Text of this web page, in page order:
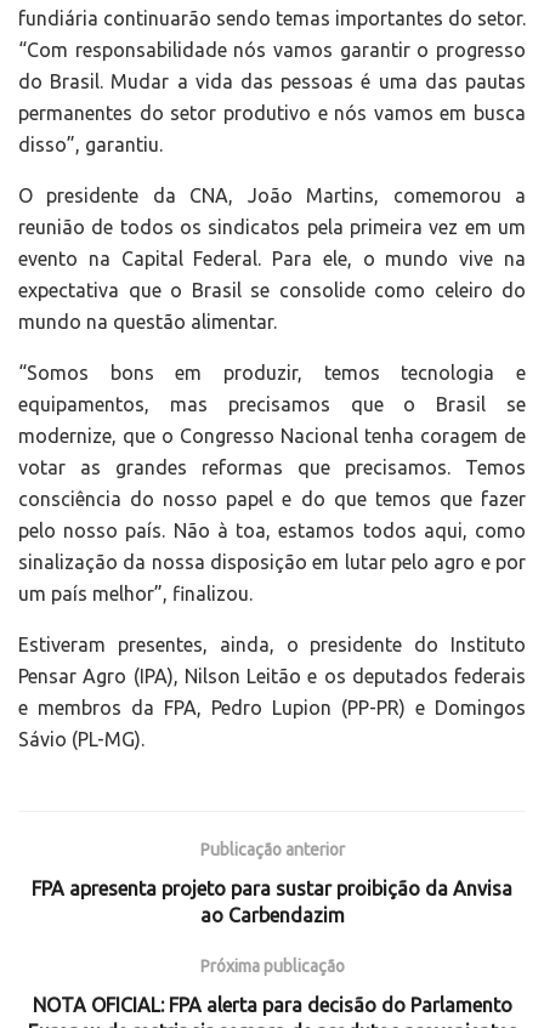
fundiária continuarão sendo temas importantes do setor.
“Com responsabilidade nós vamos garantir o progresso
do Brasil. Mudar a vida das pessoas é uma das pautas
permanentes do setor produtivo e nós vamos em busca
disso”, garantiu.
O presidente da CNA, João Martins, comemorou a
reunião de todos os sindicatos pela primeira vez em um
evento na Capital Federal. Para ele, o mundo vive na
expectativa que o Brasil se consolide como celeiro do
mundo na questão alimentar.
“Somos bons em produzir, temos tecnologia e
equipamentos, mas precisamos que o Brasil se
modernize, que o Congresso Nacional tenha coragem de
votar as grandes reformas que precisamos. Temos
consciência do nosso papel e do que temos que fazer
pelo nosso país. Não à toa, estamos todos aqui, como
sinalização da nossa disposição em lutar pelo agro e por
um país melhor”, finalizou.
Estiveram presentes, ainda, o presidente do Instituto
Pensar Agro (IPA), Nilson Leitão e os deputados federais
e membros da FPA, Pedro Lupion (PP-PR) e Domingos
Sávio (PL-MG).
Publicação anterior
FPA apresenta projeto para sustar proibição da Anvisa
ao Carbendazim
Próxima publicação
NOTA OFICIAL: FPA alerta para decisão do Parlamento